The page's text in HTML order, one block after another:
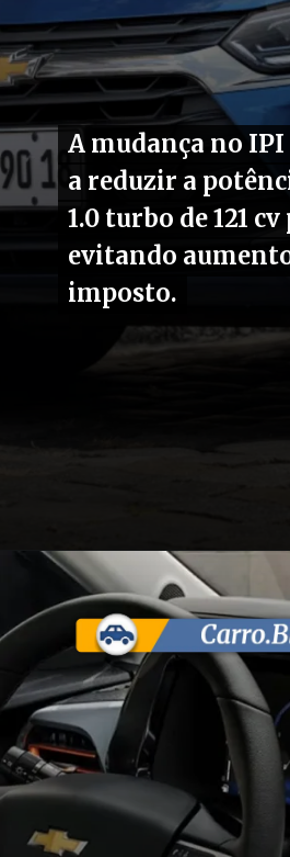
A mudança no IPI
a reduzir a
1.0 turbo de 121 cv
evitando
imposto.
A mudança no IPI
a reduzir a
1.0 turbo de 121 cv
evitando
imposto.
Opening